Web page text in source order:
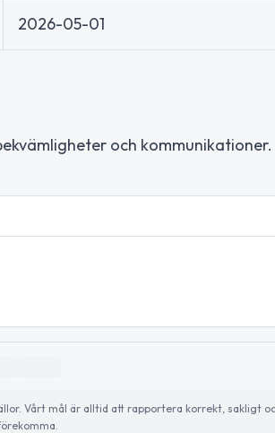
2026-05-01
och kommunikationer.
Vårt mål är alltid att rapportera korrekt, sakligt